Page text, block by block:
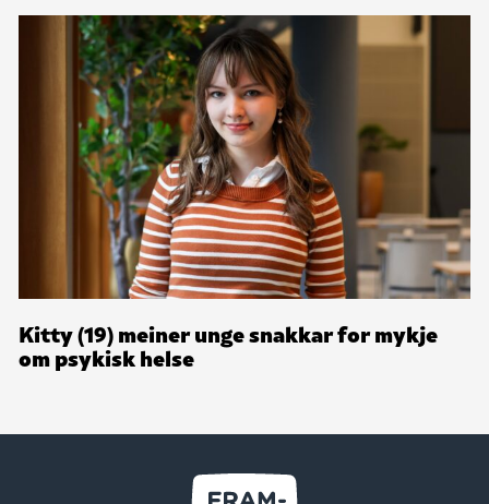
Kitty (19) meiner unge snakkar for mykje
om psykisk helse